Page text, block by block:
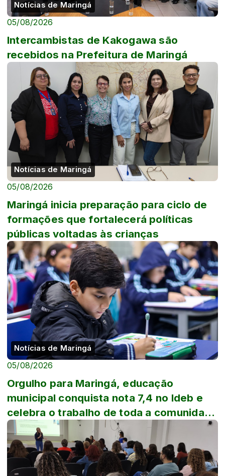
Notícias de Maringá
05/08/2026
Intercambistas de Kakogawa são
recebidos na Prefeitura de Maringá
Notícias de Maringá
05/08/2026
Maringá inicia preparação para ciclo de
formações que fortalecerá políticas
públicas voltadas às crianças
Notícias de Maringá
05/08/2026
Orgulho para Maringá, educação
municipal conquista nota 7,4 no Ideb e
celebra o trabalho de toda a comunidade
escolar